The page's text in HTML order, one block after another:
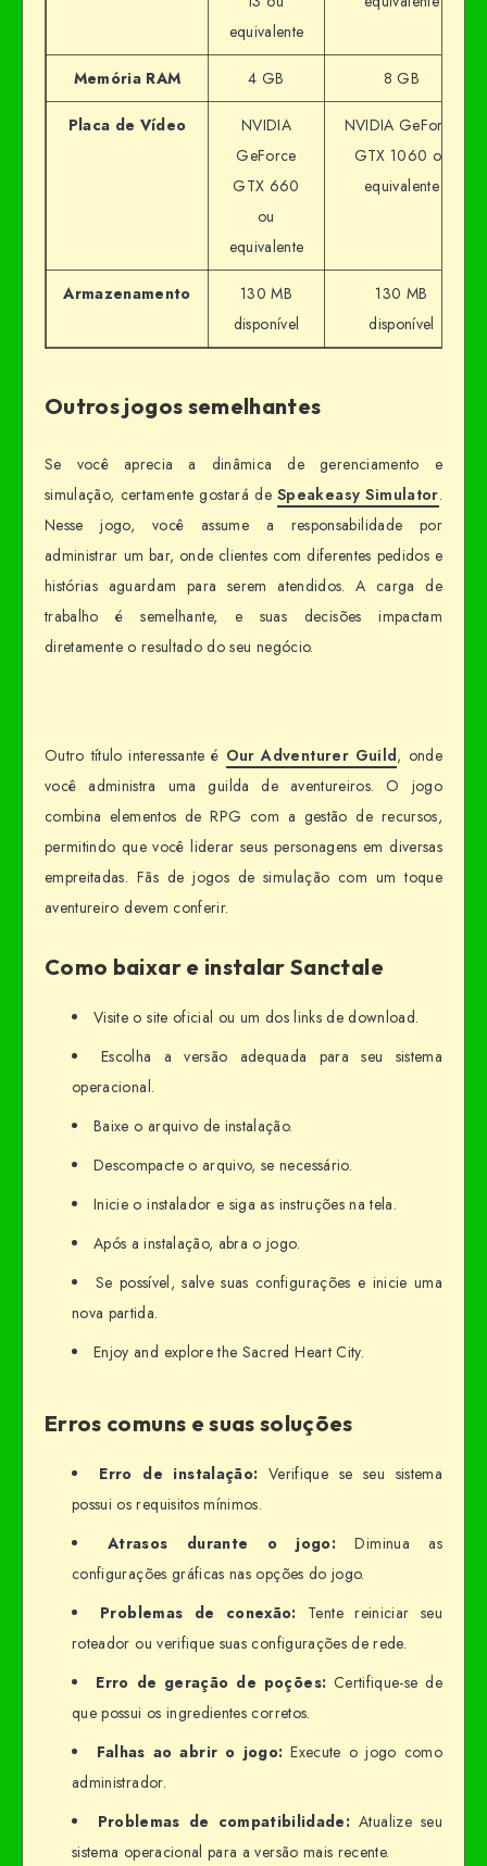
equivalente
Memória RAM 4 GB 8 GB
Placa de Vídeo
NVIDIA
GeForce
GTX 660
ou
equivalente
NVIDIA GeForce
GTX 1060 ou
equivalente
Armazenamento
130 MB
disponível
130 MB
disponível
Outros jogos semelhantes
Se você aprecia a dinâmica de gerenciamento e
simulação, certamente gostará deSpeakeasy Simulator.
Nesse jogo, você assume a responsabilidade por
administrar um bar, onde clientes com diferentes pedidos e
histórias aguardam para serem atendidos. A carga de
trabalho é semelhante, e suas decisões impactam
diretamente o resultado do seu negócio.
Outro título interessante é Our Adventurer Guild, onde
você administra uma guilda de aventureiros. O jogo
combina elementos de RPG com a gestão de recursos,
permitindo que você liderar seus personagens em diversas
empreitadas. Fãs de jogos de simulação com um toque
aventureiro devem conferir.
Como baixar e instalar Sanctale
Visite o site oficial ou um dos links de download.
Escolha a versão adequada para seu sistema
operacional.
Baixe o arquivo de instalação.
Descompacte o arquivo, se necessário.
Inicie o instalador e siga as instruções na tela.
Após a instalação, abra o jogo.
Se possível, salve suas configurações e inicie uma
nova partida.
Enjoy and explore the Sacred Heart City.
Erros comuns e suas soluções
Erro de instalação: Verifique se seu sistema
possui os requisitos mínimos.
Atrasos durante o jogo: Diminua as
configurações gráficas nas opções do jogo.
Problemas de conexão: Tente reiniciar seu
roteador ou verifique suas configurações de rede.
Erro de geração de poções: Certifique-se de
que possui os ingredientes corretos.
Falhas ao abrir o jogo: Execute o jogo como
administrador.
Problemas de compatibilidade: Atualize seu
sistema operacional para a versão mais recente.